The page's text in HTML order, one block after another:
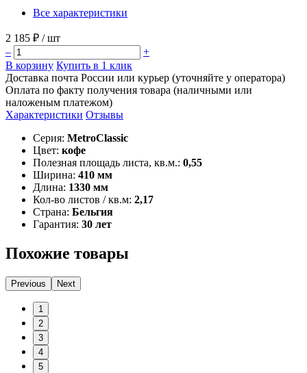
Все характеристики
2 185 ₽ / шт
–
+
В корзину Купить в 1 клик
Доставка почта России или курьер (уточняйте у оператора)
Оплата по факту получения товара (наличными или
наложеным платежом)
Характеристики Отзывы
Серия: MetroClassic
Цвет: кофе
Полезная площадь листа, кв.м.: 0,55
Ширина: 410 мм
Длина: 1330 мм
Кол-во листов / кв.м: 2,17
Страна: Бельгия
Гарантия: 30 лет
Похожие товары
Previous Next
1
2
3
4
5